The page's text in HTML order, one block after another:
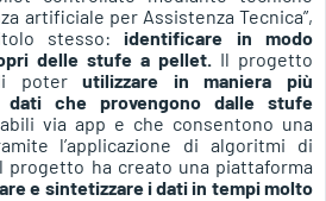
artificiale per Assistenza Tecnica”,
stesso:identificare in modo
delle stufe a pellet. Il progetto
di poterutilizzare in maniera più
che provengono dalle stufe
via app e che consentono una
l’applicazione di algoritmi di
ha creato una piattaforma
e sintetizzare i dati in tempi molto